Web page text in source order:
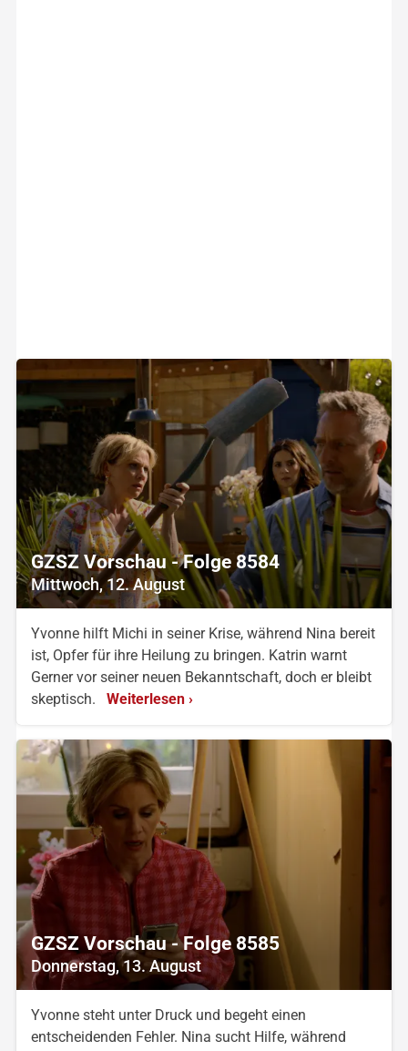
GZSZ Vorschau - Folge 8584
Mittwoch, 12. August
Yvonne hilft Michi in seiner Krise, während Nina bereit
ist, Opfer für ihre Heilung zu bringen. Katrin warnt
Gerner vor seiner neuen Bekanntschaft, doch er bleibt
skeptisch. Weiterlesen ›
GZSZ Vorschau - Folge 8585
Donnerstag, 13. August
Yvonne steht unter Druck und begeht einen
entscheidenden Fehler. Nina sucht Hilfe, während